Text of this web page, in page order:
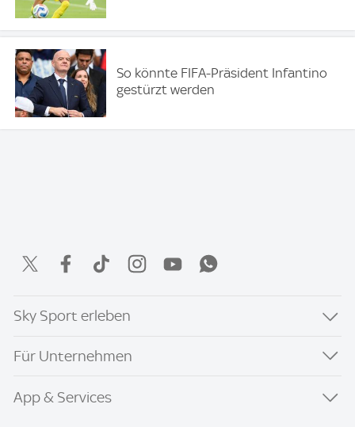
So könnte FIFA-Präsident Infantino
gestürzt werden
Sky Sport erleben
Für Unternehmen
App & Services